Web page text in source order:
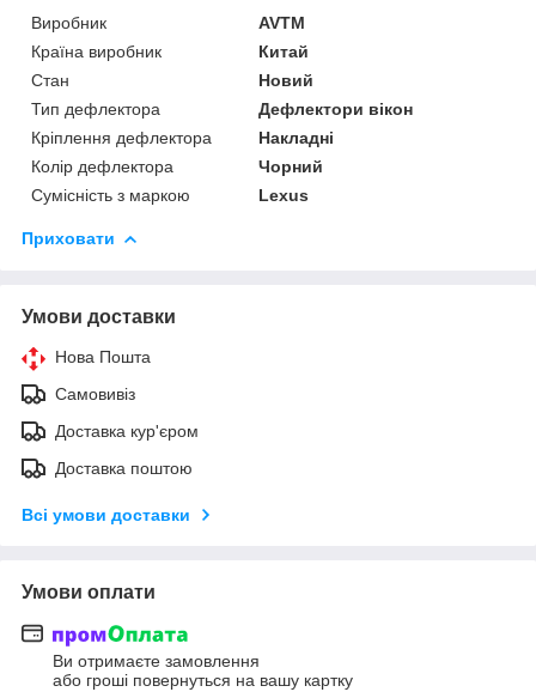
Виробник
AVTM
Країна виробник
Китай
Стан
Новий
Тип дефлектора
Дефлектори вікон
Кріплення дефлектора
Накладні
Колір дефлектора
Чорний
Сумісність з маркою
Lexus
Приховати
Умови доставки
Нова Пошта
Самовивіз
Доставка кур'єром
Доставка поштою
Всі умови доставки
Умови оплати
Ви отримаєте замовлення
або гроші повернуться на вашу картку